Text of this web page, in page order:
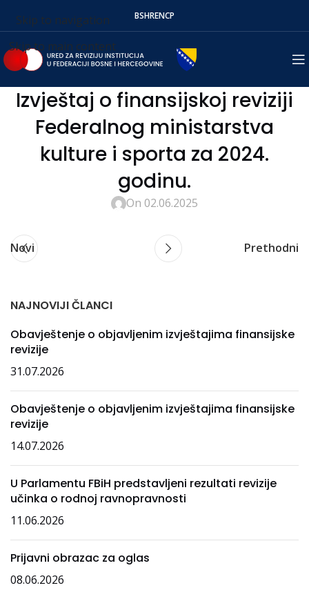
Skip to navigation
Skip to main content
BSHRENСР
Izvještaj o finansijskoj reviziji
Federalnog ministarstva
kulture i sporta za 2024.
godinu.
On 02.06.2025
Novi Prethodni
NAJNOVIJI ČLANCI
Obavještenje o objavljenim izvještajima finansijske
revizije
31.07.2026
Obavještenje o objavljenim izvještajima finansijske
revizije
14.07.2026
U Parlamentu FBiH predstavljeni rezultati revizije
učinka o rodnoj ravnopravnosti
11.06.2026
Prijavni obrazac za oglas
08.06.2026